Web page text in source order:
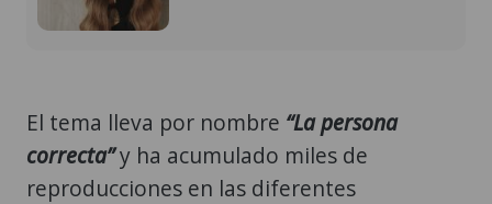
El tema lleva por nombre “La persona
correcta”y ha acumulado miles de
reproducciones en las diferentes